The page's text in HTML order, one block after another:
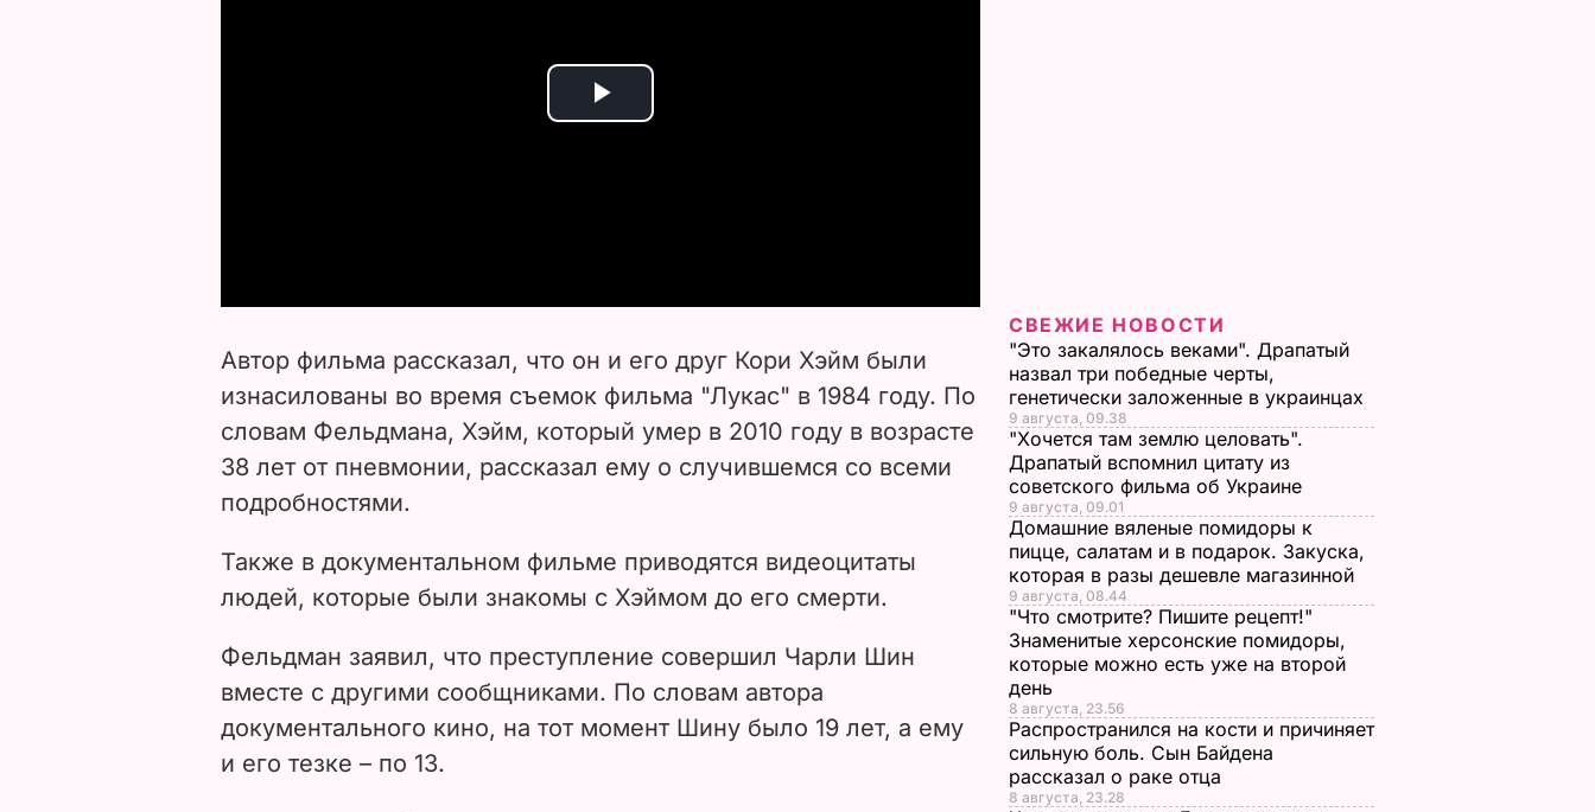
P
i
d
o
Автор фильма рассказал, что он и его друг Кори Хэйм были
изнасилованы во время съемок фильма "Лукас" в 1984 году. По
словам Фельдмана, Хэйм, который умер в 2010 году в возрасте
38 лет от пневмонии, рассказал ему о случившемся со всеми
подробностями.
Также в документальном фильме приводятся видеоцитаты
людей, которые были знакомы с Хэймом до его смерти.
Фельдман заявил, что преступление совершил Чарли Шин
вместе с другими сообщниками. По словам автора
документального кино, на тот момент Шину было 19 лет, а ему
и его тезке – по 13.
СВЕЖИЕ НОВОСТИ
"Это закалялось веками". Драпатый
назвал три победные черты,
генетически заложенные в украинцах
9 августа, 09.38
"Хочется там землю целовать".
Драпатый вспомнил цитату из
советского фильма об Украине
9 августа, 09.01
Домашние вяленые помидоры к
пицце, салатам и в подарок. Закуска,
которая в разы дешевле магазинной
9 августа, 08.44
"Что смотрите? Пишите рецепт!"
Знаменитые херсонские помидоры,
которые можно есть уже на второй
день
8 августа, 23.56
Распространился на кости и причиняет
сильную боль. Сын Байдена
рассказал о раке отца
8 августа, 23.28